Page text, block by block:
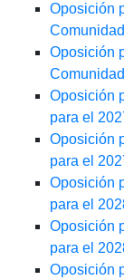
Oposición
Oposición
Oposición
para el
Oposición
para el
Oposición
para el
Oposición
para el
Oposición